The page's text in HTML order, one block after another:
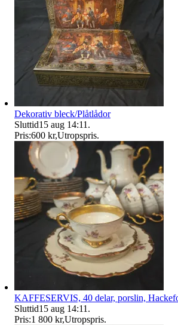
Dekorativ bleck/Plåtlådor
Sluttid15 aug 14:11 .
Pris:600 kr,Utropspris.
KAFFESERVIS, 40 delar, porslin,
Sluttid15 aug 14:11 .
Pris:1 800 kr,Utropspris.